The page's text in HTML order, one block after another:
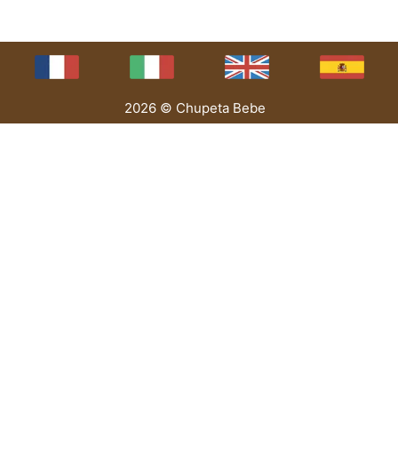
2026 © Chupeta Bebe